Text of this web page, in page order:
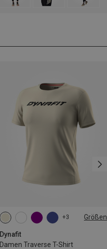
+3 Größen
Dynafit
Damen Traverse T-Shirt
XS M